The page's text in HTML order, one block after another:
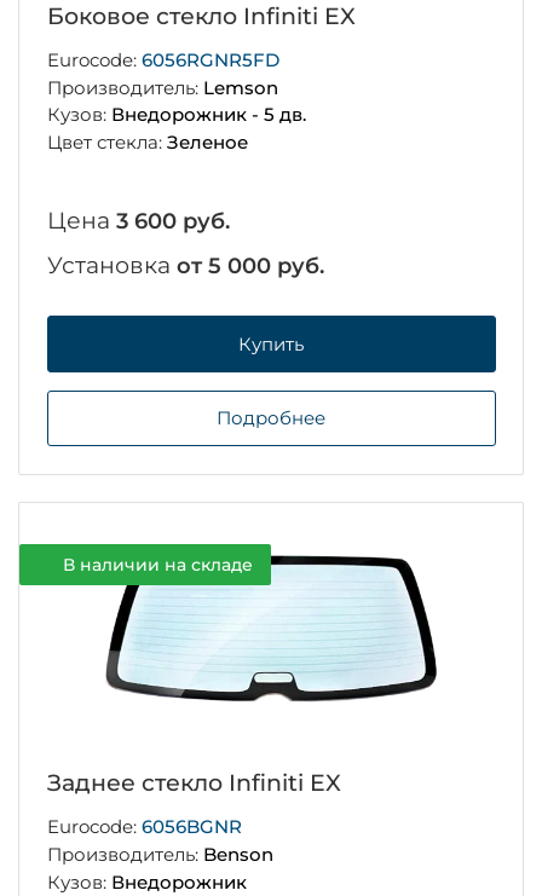
Боковое стекло Infiniti EX
Eurocode: 6056RGNR5FD
Производитель: Lemson
Кузов: Внедорожник - 5 дв.
Цвет стекла: Зеленое
Цена 3 600 руб.
Установка от 5 000 руб.
Купить
Подробнее
В наличии на складе
Заднее стекло Infiniti EX
Eurocode: 6056BGNR
Производитель: Benson
Кузов: Внедорожник